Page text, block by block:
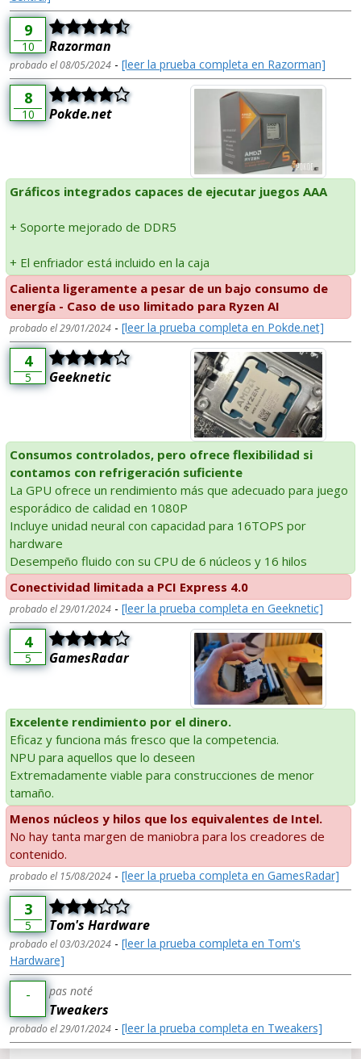
9
10 Razorman
probado el 08/05/2024 - [leer la prueba completa en Razorman]
8
10 Pokde.net
Gráficos integrados capaces de ejecutar juegos AAA
+ Soporte mejorado de DDR5
+ El enfriador está incluido en la caja
Calienta ligeramente a pesar de un bajo consumo de
energía - Caso de uso limitado para Ryzen AI
probado el 29/01/2024 - [leer la prueba completa en Pokde.net]
4
5 Geeknetic
Consumos controlados, pero ofrece flexibilidad si
contamos con refrigeración suficiente
La GPU ofrece un rendimiento más que adecuado para juego
esporádico de calidad en 1080P
Incluye unidad neural con capacidad para 16TOPS por
hardware
Desempeño fluido con su CPU de 6 núcleos y 16 hilos
Conectividad limitada a PCI Express 4.0
probado el 29/01/2024 - [leer la prueba completa en Geeknetic]
4
5 GamesRadar
Excelente rendimiento por el dinero.
Eficaz y funciona más fresco que la competencia.
NPU para aquellos que lo deseen
Extremadamente viable para construcciones de menor
tamaño.
Menos núcleos y hilos que los equivalentes de Intel.
No hay tanta margen de maniobra para los creadores de
contenido.
probado el 15/08/2024 - [leer la prueba completa en GamesRadar]
3
5 Tom's Hardware
probado el 03/03/2024 - [leer la prueba completa en Tom's
Hardware]
- pas noté
Tweakers
probado el 29/01/2024 - [leer la prueba completa en Tweakers]